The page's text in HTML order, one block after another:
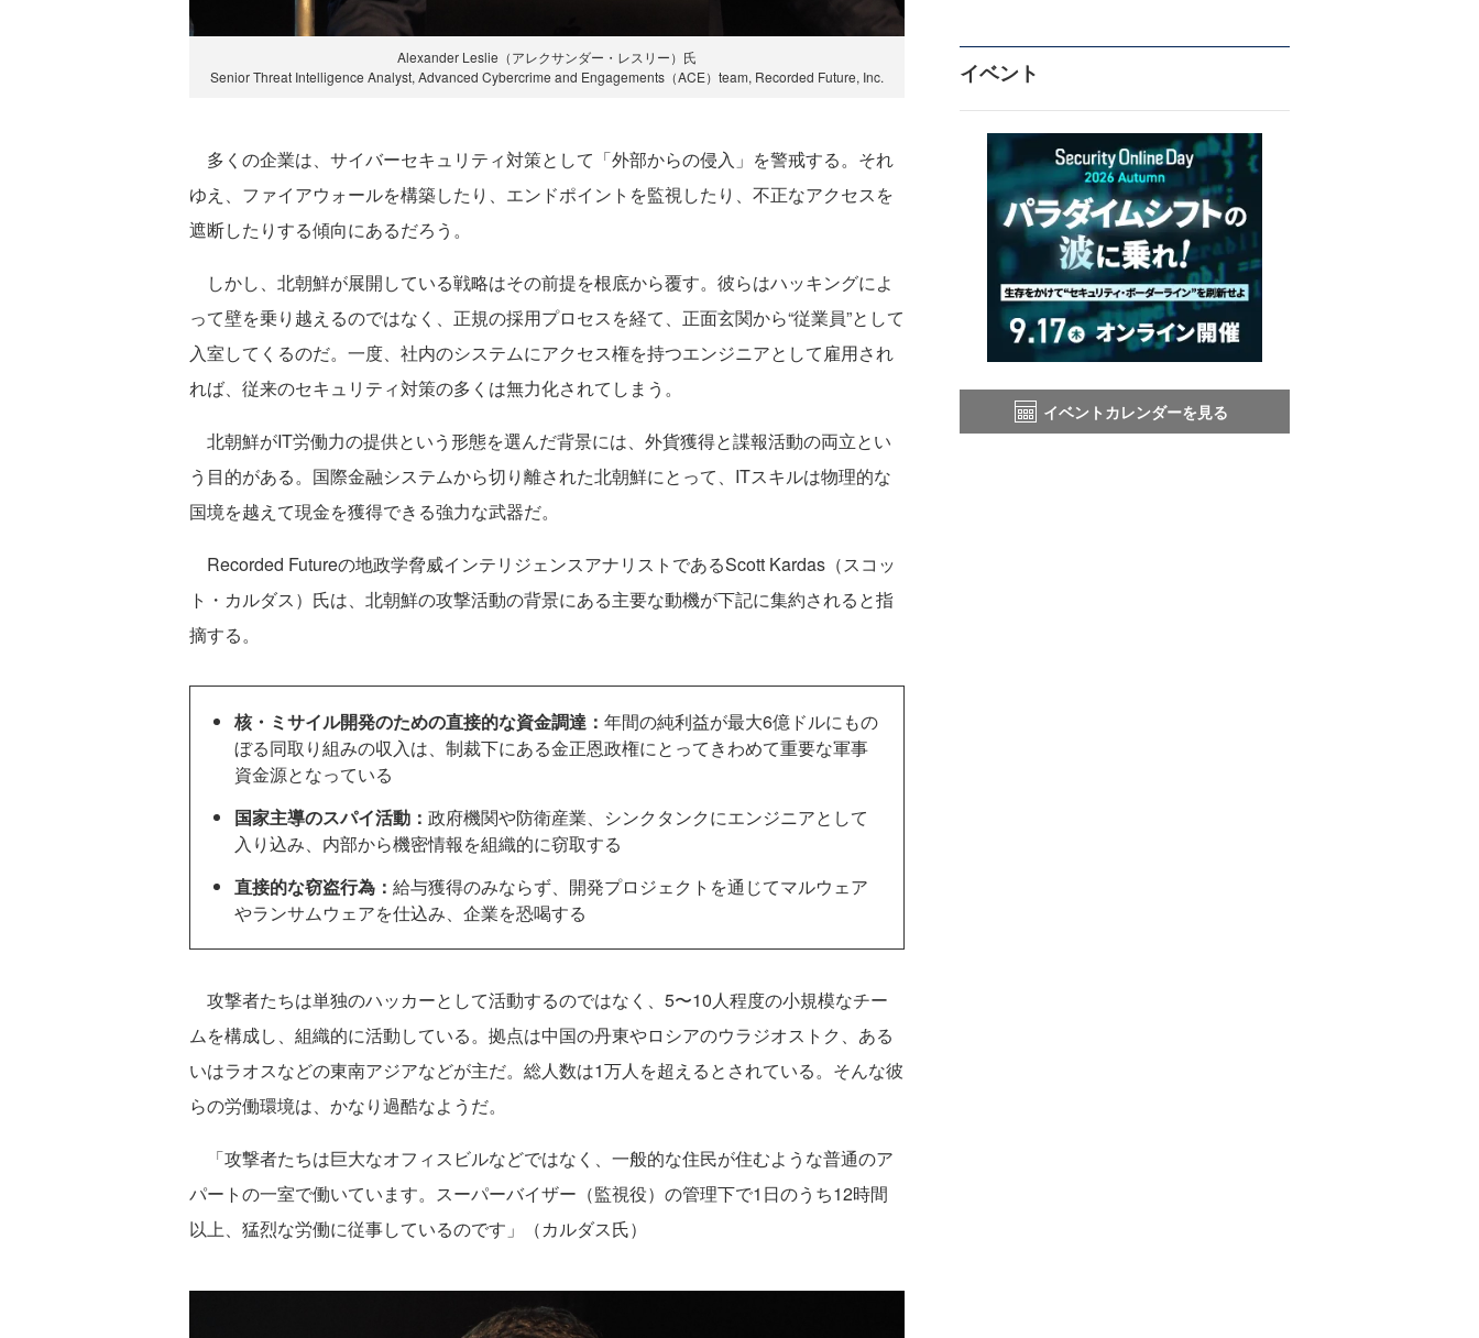
Alexander Leslie（アレクサンダー・レスリー）氏
Senior Threat Intelligence Analyst, Advanced Cybercrime and Engagements（ACE）team, Recorded Future, Inc.
多くの企業は、サイバーセキュリティ対策として「外部からの侵入」を警戒する。それ
ゆえ、ファイアウォールを構築したり、エンドポイントを監視したり、不正なアクセスを
遮断したりする傾向にあるだろう。
しかし、北朝鮮が展開している戦略はその前提を根底から覆す。彼らはハッキングによ
って壁を乗り越えるのではなく、正規の採用プロセスを経て、正面玄関から“従業員”として
入室してくるのだ。一度、社内のシステムにアクセス権を持つエンジニアとして雇用され
れば、従来のセキュリティ対策の多くは無力化されてしまう。
北朝鮮がIT労働力の提供という形態を選んだ背景には、外貨獲得と諜報活動の両立とい
う目的がある。国際金融システムから切り離された北朝鮮にとって、ITスキルは物理的な
国境を越えて現金を獲得できる強力な武器だ。
Recorded Futureの地政学脅威インテリジェンスアナリストであるScott Kardas（スコッ
ト・カルダス）氏は、北朝鮮の攻撃活動の背景にある主要な動機が下記に集約されると指
摘する。
核・ミサイル開発のための直接的な資金調達： 年間の純利益が最大6億ドルにもの
ぼる同取り組みの収入は、制裁下にある金正恩政権にとってきわめて重要な軍事
資金源となっている
国家主導のスパイ活動： 政府機関や防衛産業、シンクタンクにエンジニアとして
入り込み、内部から機密情報を組織的に窃取する
直接的な窃盗行為： 給与獲得のみならず、開発プロジェクトを通じてマルウェア
やランサムウェアを仕込み、企業を恐喝する
攻撃者たちは単独のハッカーとして活動するのではなく、5〜10人程度の小規模なチー
ムを構成し、組織的に活動している。拠点は中国の丹東やロシアのウラジオストク、ある
いはラオスなどの東南アジアなどが主だ。総人数は1万人を超えるとされている。そんな彼
らの労働環境は、かなり過酷なようだ。
「攻撃者たちは巨大なオフィスビルなどではなく、一般的な住民が住むような普通のア
パートの一室で働いています。スーパーバイザー（監視役）の管理下で1日のうち12時間
以上、猛烈な労働に従事しているのです」（カルダス氏）
イベント
イベントカレンダーを見る